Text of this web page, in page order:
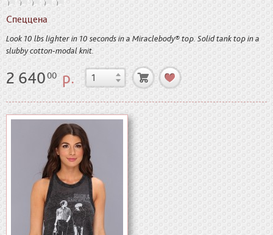
Спеццена
Look 10 lbs lighter in 10 seconds in a Miraclebody® top. Solid tank top in a
slubby cotton-modal knit.
2 64000 р.